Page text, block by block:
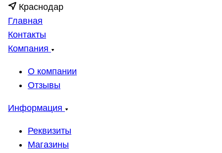
Краснодар
Главная
Контакты
Компания
О компании
Отзывы
Информация
Реквизиты
Магазины